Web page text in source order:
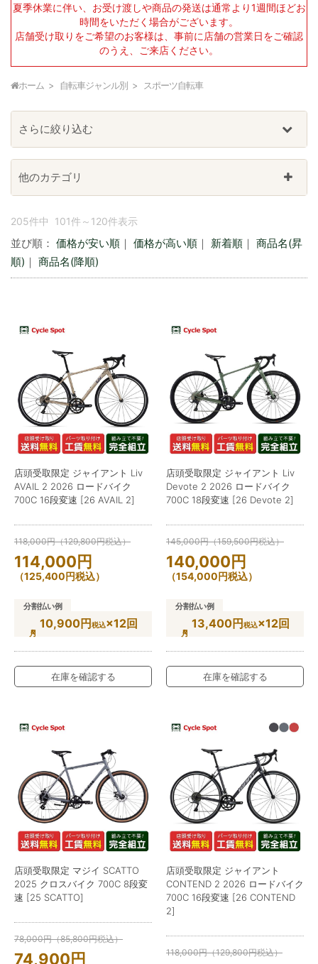
夏季休業に伴い、お受け渡しや商品の発送は通常より1週間ほどお
時間をいただく場合がございます。
店舗受け取りをご希望のお客様は、事前に店舗の営業日をご確認
のうえ、ご来店ください。
ホーム 自転車ジャンル別 スポーツ自転車
205件中 101件～120件表示
並び順： 価格が安い順 ｜ 価格が高い順 ｜ 新着順 ｜ 商品名(昇
順) ｜ 商品名(降順)
店頭受取限定 ジャイアント Liv
AVAIL 2 2026 ロードバイク
700C 16段変速 [26 AVAIL 2]
118,000円（129,800円税込）
114,000円
（125,400円税込）
分割払い例
10,900円税込×12回
在庫を確認する
店頭受取限定 ジャイアント Liv
Devote 2 2026 ロードバイク
700C 18段変速 [26 Devote 2]
145,000円（159,500円税込）
140,000円
（154,000円税込）
分割払い例
13,400円税込×12回
在庫を確認する
店頭受取限定 マジイ SCATTO
2025 クロスバイク 700C 8段変
速 [25 SCATTO]
78,000円（85,800円税込）
74,900円
店頭受取限定 ジャイアント
CONTEND 2 2026 ロードバイク
700C 16段変速 [26 CONTEND
2]
118,000円（129,800円税込）
さらに絞り込む
他のカテゴリ